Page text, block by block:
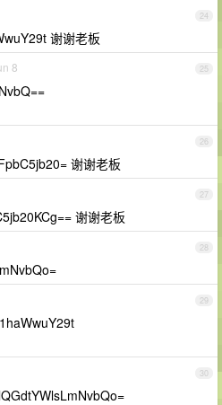
24
谢谢老板
25
8
26
谢谢老板
27
谢谢老板
28
29
30